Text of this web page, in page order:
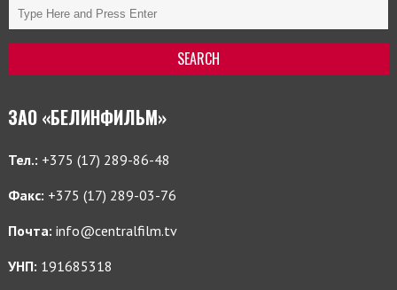
ЗАО «БЕЛИНФИЛЬМ»
Тел.: +375 (17) 289-86-48
Факс: +375 (17) 289-03-76
Почта: info@centralfilm.tv
УНП: 191685318